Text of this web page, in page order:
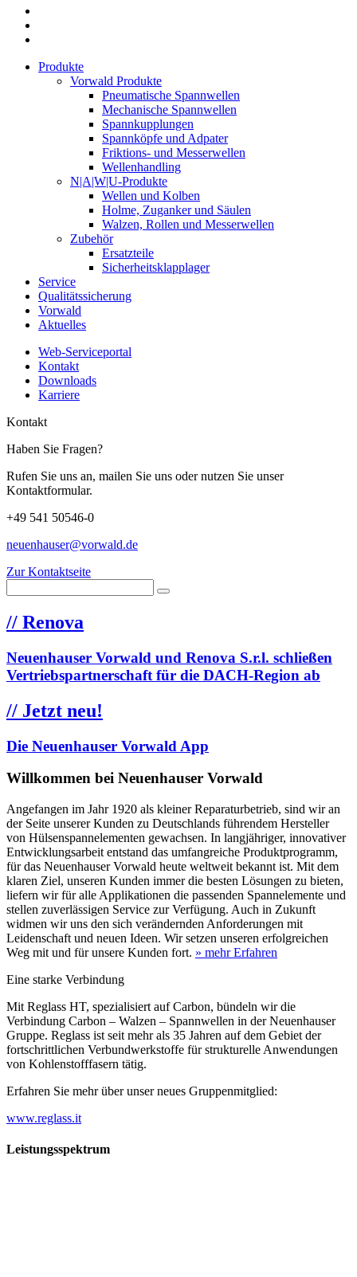
Produkte
Vorwald Produkte
Pneumatische Spannwellen
Mechanische Spannwellen
Spannkupplungen
Spannköpfe und Adpater
Friktions- und Messerwellen
Wellenhandling
N|A|W|U-Produkte
Wellen und Kolben
Holme, Zuganker und Säulen
Walzen, Rollen und Messerwellen
Zubehör
Ersatzteile
Sicherheitsklapplager
Service
Qualitätssicherung
Vorwald
Aktuelles
Web-Serviceportal
Kontakt
Downloads
Karriere
Kontakt
Haben Sie Fragen?
Rufen Sie uns an, mailen Sie uns oder nutzen Sie unser
Kontaktformular.
+49 541 50546-0
neuenhauser@vorwald.de
Zur Kontaktseite
// Renova
Neuenhauser Vorwald und Renova S.r.l. schließen
Vertriebspartnerschaft für die DACH-Region ab
// Jetzt neu!
Die Neuenhauser Vorwald App
Willkommen bei Neuenhauser Vorwald
Angefangen im Jahr 1920 als kleiner Reparaturbetrieb, sind wir an
der Seite unserer Kunden zu Deutschlands führendem Hersteller
von Hülsenspannelementen gewachsen. In langjähriger, innovativer
Entwicklungsarbeit entstand das umfangreiche Produktprogramm,
für das Neuenhauser Vorwald heute weltweit bekannt ist. Mit dem
klaren Ziel, unseren Kunden immer die besten Lösungen zu bieten,
liefern wir für alle Applikationen die passenden Spannelemente und
stellen zuverlässigen Service zur Verfügung. Auch in Zukunft
widmen wir uns den sich verändernden Anforderungen mit
Leidenschaft und neuen Ideen. Wir setzen unseren erfolgreichen
Weg mit und für unsere Kunden fort. » mehr Erfahren
Eine starke Verbindung
Mit Reglass HT, spezialisiert auf Carbon, bündeln wir die
Verbindung Carbon – Walzen – Spannwellen in der Neuenhauser
Gruppe. Reglass ist seit mehr als 35 Jahren auf dem Gebiet der
fortschrittlichen Verbundwerkstoffe für strukturelle Anwendungen
von Kohlenstofffasern tätig.
Erfahren Sie mehr über unser neues Gruppenmitglied:
www.reglass.it
Leistungsspektrum